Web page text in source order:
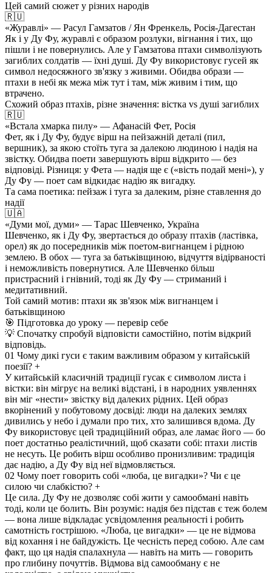
Цей самий сюжет у різних народів
🇷🇺
«Журавлі» — Расул Гамзатов / Ян Френкель, Росія-Дагестан
Як і у Ду Фу, журавлі є образом розлуки, вігнання і тих, що
пішли і не повернулись. Але у Гамзатова птахи символізують
загиблих солдатів — їхні душі. Ду Фу використовує гусей як
символ недосяжного зв'язку з живими. Обидва образи —
птахи в небі як межа між тут і там, між живим і тим, що
втрачено.
Схожий образ птахів, різне значення: вістка vs душі загиблих
🇷🇺
«Встала хмарка пилу» — Афанасій Фет, Росія
Фет, як і Ду Фу, будує вірш на пейзажній деталі (пил,
вершник), за якою стоїть туга за далекою людиною і надія на
звістку. Обидва поети завершують вірш відкрито — без
відповіді. Різниця: у Фета — надія ще є («вість подай мені»), у
Ду Фу — поет сам відкидає надію як вигадку.
Та сама поетика: пейзаж і туга за далеким, різне ставлення до
надії
🇺🇦
«Думи мої, думи» — Тарас Шевченко, Україна
Шевченко, як і Ду Фу, звертається до образу птахів (ластівка,
орел) як до посередників між поетом-вигнанцем і рідною
землею. В обох — туга за батьківщиною, відчуття відірваності
і неможливість повернутися. Але Шевченко більш
пристрасний і гнівний, тоді як Ду Фу — стриманий і
медитативний.
Той самий мотив: птахи як зв'язок між вигнанцем і
батьківщиною
🎯 Підготовка до уроку — перевір себе
💡 Спочатку спробуй відповісти самостійно, потім відкрий
відповідь.
01 Чому дикі гуси є таким важливим образом у китайській
поезії? +
У китайській класичній традиції гусак є символом листа і
вістки: він мігрує на великі відстані, і в народних уявленнях
він міг «нести» звістку від далеких рідних. Цей образ
вкорінений у побутовому досвіді: люди на далеких землях
дивились у небо і думали про тих, хто залишився вдома. Ду
Фу використовує цей традиційний образ, але ламає його — бо
поет достатньо реалістичний, щоб сказати собі: птахи листів
не несуть. Це робить вірш особливо пронизливим: традиція
дає надію, а Ду Фу від неї відмовляється.
02 Чому поет говорить собі «люба, це вигадки»? Чи є це
силою чи слабкістю? +
Це сила. Ду Фу не дозволяє собі жити у самообмані навіть
тоді, коли це болить. Він розуміє: надія без підстав є теж болем
— вона лише відкладає усвідомлення реальності і робить
самотність гострішою. «Люба, це вигадки» — це не відмова
від кохання і не байдужість. Це чесність перед собою. Але сам
факт, що ця надія спалахнула — навіть на мить — говорить
про глибину почуттів. Відмова від самообману є не